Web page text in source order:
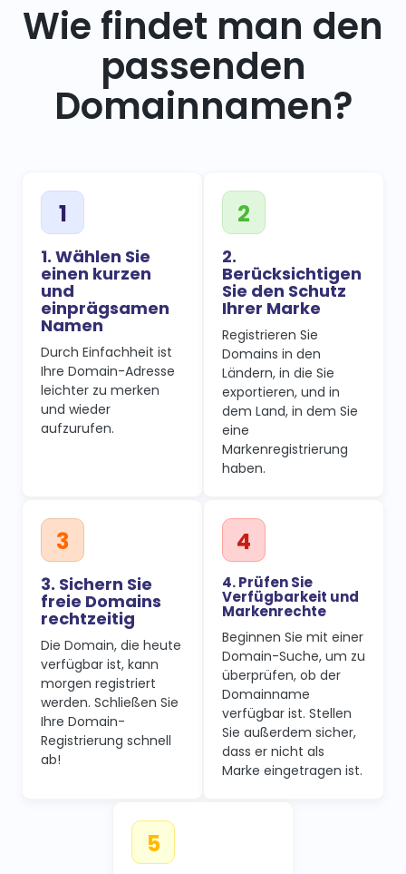
Wie findet man den
passenden
Domainnamen?
1. Wählen Sie
einen kurzen
und
einprägsamen
Namen
Durch Einfachheit ist
Ihre Domain-Adresse
leichter zu merken
und wieder
aufzurufen.
2.
Berücksichtigen
Sie den Schutz
Ihrer Marke
Registrieren Sie
Domains in den
Ländern, in die Sie
exportieren, und in
dem Land, in dem Sie
eine
Markenregistrierung
haben.
3. Sichern Sie
freie Domains
rechtzeitig
Die Domain, die heute
verfügbar ist, kann
morgen registriert
werden. Schließen Sie
Ihre Domain-
Registrierung schnell
ab!
4. Prüfen Sie
Verfügbarkeit und
Markenrechte
Beginnen Sie mit einer
Domain-Suche, um zu
überprüfen, ob der
Domainname
verfügbar ist. Stellen
Sie außerdem sicher,
dass er nicht als
Marke eingetragen ist.